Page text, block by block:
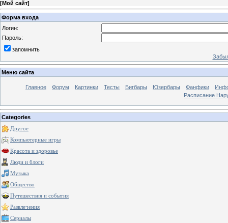
[Мой сайт]
Форма входа
Логин:
Пароль:
запомнить
Меню сайта
Главное Форум Картинки Тесты Бигбары Юзербары Фанфики
Расписание
Categories
Другое
Компьютерные игры
Красота и здоровье
Люди и блоги
Музыка
Общество
Путешествия и события
Развлечения
Сериалы